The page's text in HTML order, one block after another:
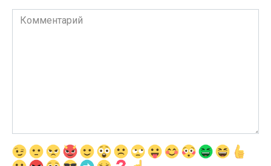
Комментарий